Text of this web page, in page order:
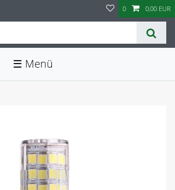
0 0,00 EUR
☰